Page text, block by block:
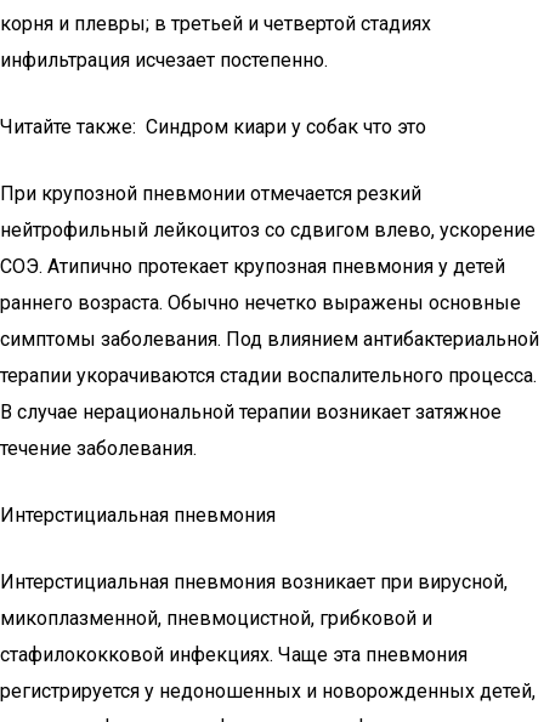
корня и плевры; в третьей и четвертой стадиях
инфильтрация исчезает постепенно.
Читайте также: Синдром киари у собак что это
При крупозной пневмонии отмечается резкий
нейтрофильный лейкоцитоз со сдвигом влево, ускорение
СОЭ. Атипично протекает крупозная пневмония у детей
раннего возраста. Обычно нечетко выражены основные
симптомы заболевания. Под влиянием антибактериальной
терапии укорачиваются стадии воспалительного процесса.
В случае нерациональной терапии возникает затяжное
течение заболевания.
Интерстициальная пневмония
Интерстициальная пневмония возникает при вирусной,
микоплазменной, пневмоцистной, грибковой и
стафилококковой инфекциях. Чаще эта пневмония
регистрируется у недоношенных и новорожденных детей,